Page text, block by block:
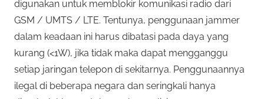
digunakan untuk memblokir komunikasi radio dari
GSM / UMTS / LTE. Tentunya, penggunaan jammer
dalam keadaan ini harus dibatasi pada daya yang
kurang (<1W), jika tidak maka dapat mengganggu
setiap jaringan telepon di sekitarnya. Penggunaannya
ilegal di beberapa negara dan seringkali hanya